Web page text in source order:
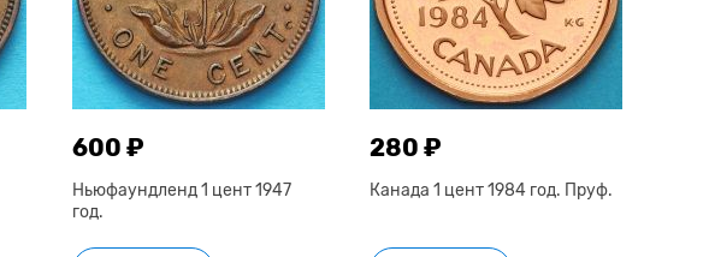
600 ₽
Ньюфаундленд 1 цент 1947
год.
280 ₽
Канада 1 цент 1984 год. Пруф.